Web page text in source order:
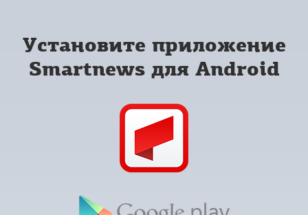
Установите приложение
Smartnews для Android